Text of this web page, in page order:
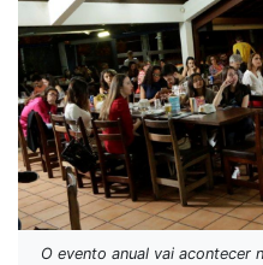
O evento anual vai acontecer